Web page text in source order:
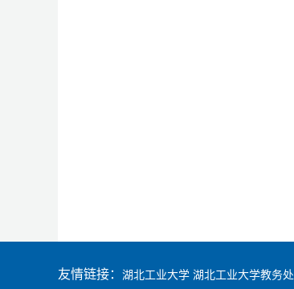
友情链接： 湖北工业大学 湖北工业大学教务处